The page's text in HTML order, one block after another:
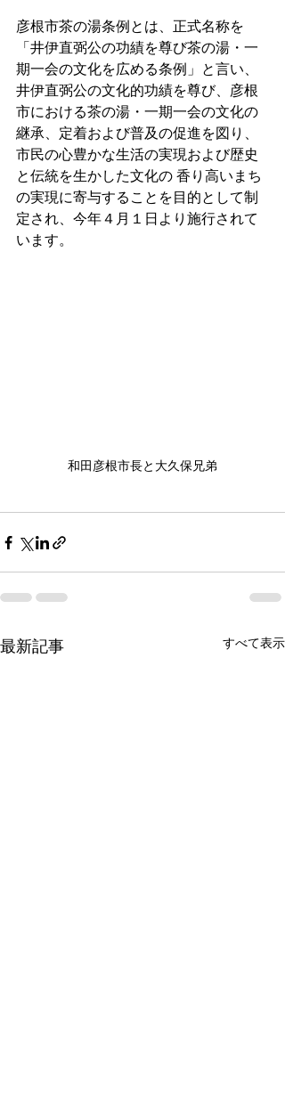
彦根市茶の湯条例とは、正式名称を
「井伊直弼公の功績を尊び茶の湯・一
期一会の文化を広める条例」と言い、
井伊直弼公の文化的功績を尊び、彦根
市における茶の湯・一期一会の文化の
継承、定着および普及の促進を図り、
市民の心豊かな生活の実現および歴史
と伝統を生かした文化の 香り高いまち
の実現に寄与することを目的として制
定され、今年４月１日より施行されて
います。
和田彦根市長と大久保兄弟
最新記事 すべて表示